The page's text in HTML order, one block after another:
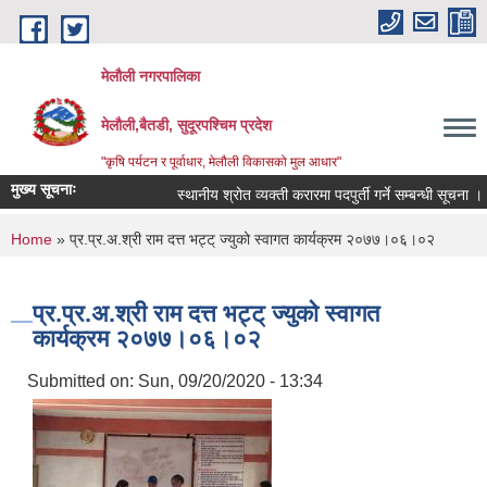
Skip to main content
मेलौली नगरपालिका
मेलौली,बैतडी, सुदूरपश्‍चिम प्रदेश
"कृषि पर्यटन र पूर्वाधार, मेलौली विकासको मुल आधार"
मुख्य सूचनाः स्थानीय श्रोत व्यक्ती करारमा पदपुर्ती गर्ने सम्बन्धी सूचना ।
You are here
Home » प्र.प्र.अ.श्री राम दत्त भट्ट् ज्युको स्वागत कार्यक्रम २०७७।०६।०२
प्र.प्र.अ.श्री राम दत्त भट्ट् ज्युको स्वागत
कार्यक्रम २०७७।०६।०२
Submitted on: Sun, 09/20/2020 - 13:34